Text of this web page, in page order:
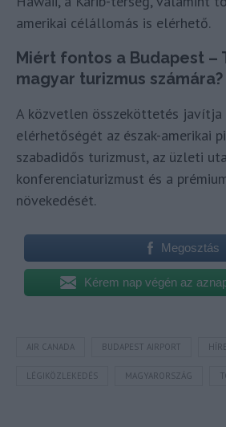
amerikai célállomás is elérhető.
Miért fontos a Budapest –
magyar turizmus számára?
A közvetlen összeköttetés javítja
elérhetőségét az észak-amerikai
szabadidős turizmust, az üzleti
konferenciaturizmust és a
növekedését.
Megosztás
Kérem nap végén az
AIR CANADA BUDAPEST AIRPORT
LÉGIKÖZLEKEDÉS MAGYARORSZÁG